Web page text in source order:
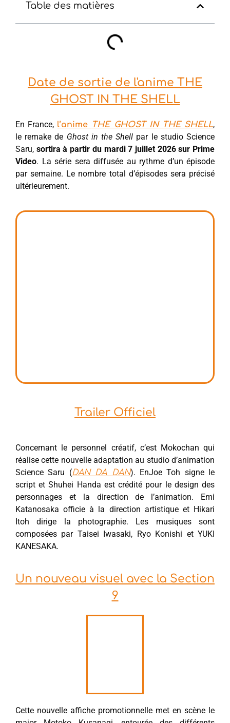
Table des matières
Date de sortie de l'anime THE
GHOST IN THE SHELL
En France, l’anime THE GHOST IN THE SHELL,
le remake de Ghost in the Shell par le studio Science
Saru, sortira à partir du mardi 7 juillet 2026 sur Prime
Video. La série sera diffusée au rythme d’un épisode
par semaine. Le nombre total d’épisodes sera précisé
ultérieurement.
Trailer Officiel
Concernant le personnel créatif, c’est Mokochan qui
réalise cette nouvelle adaptation au studio d’animation
Science Saru (DAN DA DAN). EnJoe Toh signe le
script et Shuhei Handa est crédité pour le design des
personnages et la direction de l’animation. Emi
Katanosaka officie à la direction artistique et Hikari
Itoh dirige la photographie. Les musiques sont
composées par Taisei Iwasaki, Ryo Konishi et YUKI
KANESAKA.
Un nouveau visuel avec la Section
9
Cette nouvelle affiche promotionnelle met en scène le